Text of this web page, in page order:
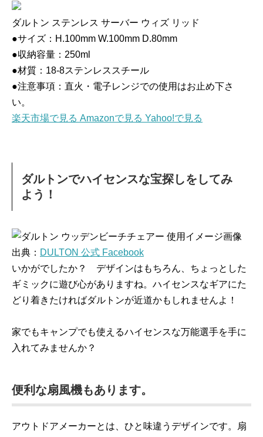
ダルトン ステンレス サーバー ウィズ リッド
●サイズ：H.100mm W.100mm D.80mm
●収納容量：250ml
●材質：18-8ステンレススチール
●注意事項：直火・電子レンジでの使用はお止め下さ
い。
楽天市場で見る Amazonで見る Yahoo!で見る
ダルトンでハイセンスな宝探しをしてみ
よう！
出典： DULTON 公式 Facebook
いかがでしたか？ デザインはもちろん、ちょっとした
ギミックに遊び心がありますね。ハイセンスなギアにた
どり着きたければダルトンが近道かもしれませんよ！
家でもキャンプでも使えるハイセンスな万能選手を手に
入れてみませんか？
便利な扇風機もあります。
アウトドアメーカーとは、ひと味違うデザインです。扇